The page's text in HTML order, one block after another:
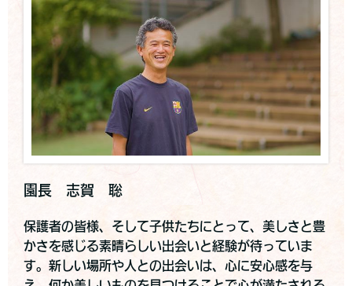
園長 志賀 聡
保護者の皆様、そして子供たちにとって、美しさと豊
かさを感じる素晴らしい出会いと経験が待っていま
す。新しい場所や人との出会いは、心に安心感を与